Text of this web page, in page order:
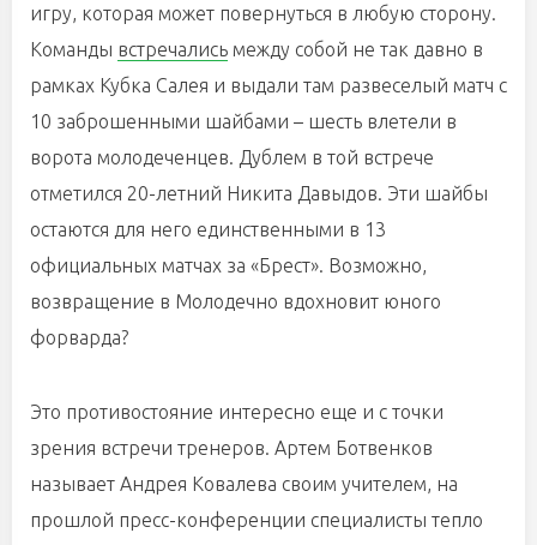
игру, которая может повернуться в любую сторону.
Команды встречались между собой не так давно в
рамках Кубка Салея и выдали там развеселый матч с
10 заброшенными шайбами – шесть влетели в
ворота молодеченцев. Дублем в той встрече
отметился 20-летний Никита Давыдов. Эти шайбы
остаются для него единственными в 13
официальных матчах за «Брест». Возможно,
возвращение в Молодечно вдохновит юного
форварда?
Это противостояние интересно еще и с точки
зрения встречи тренеров. Артем Ботвенков
называет Андрея Ковалева своим учителем, на
прошлой пресс-конференции специалисты тепло